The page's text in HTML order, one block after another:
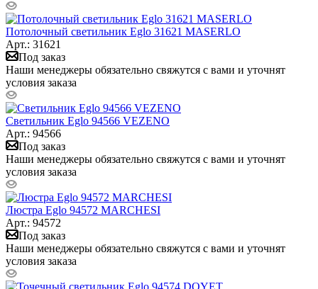
Потолочный светильник Eglo 31621 MASERLO
Арт.: 31621
Под заказ
Наши менеджеры обязательно свяжутся с вами и уточнят
условия заказа
Светильник Eglo 94566 VEZENO
Арт.: 94566
Под заказ
Наши менеджеры обязательно свяжутся с вами и уточнят
условия заказа
Люстра Eglo 94572 MARCHESI
Арт.: 94572
Под заказ
Наши менеджеры обязательно свяжутся с вами и уточнят
условия заказа